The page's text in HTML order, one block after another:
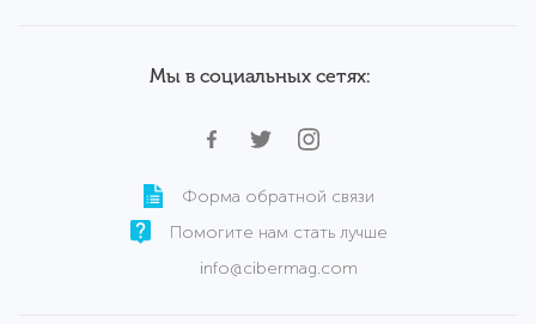
Мы в социальных сетях:
Форма обратной связи
Помогите нам стать лучше
info@cibermag.com